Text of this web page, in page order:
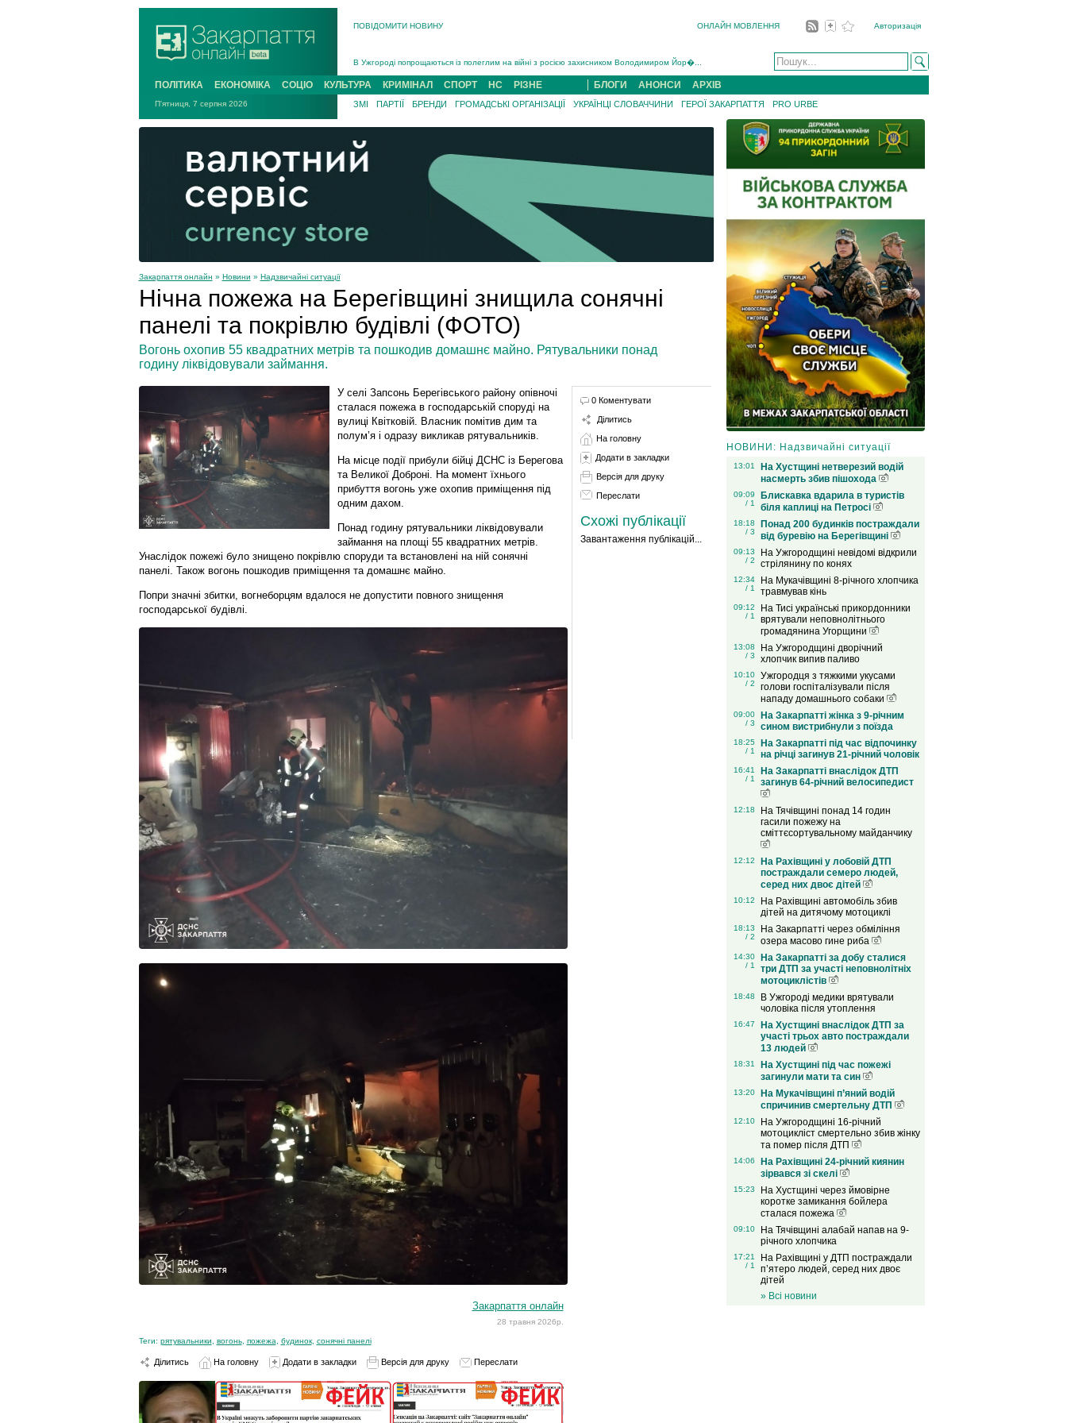
ПОВІДОМИТИ НОВИНУ ОНЛАЙН МОВЛЕННЯ Авторизація
В Ужгороді попрощаються із полеглим на війні з росією захисником Володимиром Йор�...
В Ужгороді 5 серпня попрощаються із захисником Богданом Югасом, який два роки �...
Підтвердили загибель захисника із Нанкова на Хустщині Юліана Гербея (ФОТО)[/gree...
На війні з рф поліг військовий з Виноградова Ігнат Роздяловський (ФОТО)...
На Хустщині внаслідок ДТП за участі трьох авто постраждали 13 людей (ФОТО)...
Інструктора районного ТЦК на Закарпатті судитимуть за обвинувачен...
ПОЛІТИКА ЕКОНОМІКА СОЦІО КУЛЬТУРА КРИМІНАЛ СПОРТ НС РІЗНЕ БЛОГИ АНОНСИ АРХІВ
П'ятниця, 7 серпня 2026 ЗМІ ПАРТІЇ БРЕНДИ ГРОМАДСЬКІ ОРГАНІЗАЦІЇ УКРАЇНЦІ СЛОВАЧЧИНИ ГЕРОЇ ЗАКАРПАТТЯ PRO URBE
Закарпаття онлайн » Новини » Надзвичайні ситуації
Нічна пожежа на Берегівщині знищила сонячні
панелі та покрівлю будівлі (ФОТО)
Вогонь охопив 55 квадратних метрів та пошкодив домашнє майно. Рятувальники понад
годину ліквідовували займання.
У селі Запсонь Берегівського району опівночі
сталася пожежа в господарській споруді на
вулиці Квітковій. Власник помітив дим та
полум’я і одразу викликав рятувальників.
На місце події прибули бійці ДСНС із Берегова
та Великої Доброні. На момент їхнього
прибуття вогонь уже охопив приміщення під
одним дахом.
Понад годину рятувальники ліквідовували
займання на площі 55 квадратних метрів.
Унаслідок пожежі було знищено покрівлю споруди та встановлені на ній сонячні
панелі. Також вогонь пошкодив приміщення та домашнє майно.
Попри значні збитки, вогнеборцям вдалося не допустити повного знищення
господарської будівлі.
Закарпаття онлайн
28 травня 2026р.
Теги: рятувальники вогонь, пожежа будинок, сонячні панелі
Ділитись На головну Додати в закладки Версія для друку Переслати
0 Коментувати
Ділитись
На головну
Додати в закладки
Версія для друку
Переслати
Схожі публікації
Завантаження публікацій...
НОВИНИ: Надзвичайні ситуації
13:01
На Хустщині нетверезий водій
насмерть збив пішохода
09:09
/ 1
Блискавка вдарила в туристів
біля каплиці на Петросі
18:18
/ 3
Понад 200 будинків постраждали
від буревію на Берегівщині
09:13
/ 2
На Ужгородщині невідомі відкрили
стрілянину по конях
12:34
/ 1
На Мукачівщині 8-річного хлопчика
травмував кінь
09:12
/ 1
На Тисі українські прикордонники
врятували неповнолітнього
громадянина Угорщини
13:08
/ 3
На Ужгородщині дворічний
хлопчик випив паливо
10:10
/ 2
Ужгородця з тяжкими укусами
голови госпіталізували після
нападу домашнього собаки
09:00
/ 3
На Закарпатті жінка з 9-річним
сином вистрибнули з поїзда
18:25
/ 1
На Закарпатті під час відпочинку
на річці загинув 21-річний чоловік
16:41
/ 1
На Закарпатті внаслідок ДТП
загинув 64-річний велосипедист
12:18
На Тячівщині понад 14 годин
гасили пожежу на
сміттєсортувальному майданчику
12:12
На Рахівщині у лобовій ДТП
постраждали семеро людей,
серед них двоє дітей
10:12
На Рахівщині автомобіль збив
дітей на дитячому мотоциклі
18:13
/ 2
На Закарпатті через обміління
озера масово гине риба
14:30
/ 1
На Закарпатті за добу сталися
три ДТП за участі неповнолітніх
мотоциклістів
18:48
В Ужгороді медики врятували
чоловіка після утоплення
16:47
На Хустщині внаслідок ДТП за
участі трьох авто постраждали
13 людей
18:31
На Хустщині під час пожежі
загинули мати та син
13:20
На Мукачівщині п’яний водій
спричинив смертельну ДТП
12:10
На Ужгородщині 16-річний
мотоцикліст смертельно збив жінку
та помер після ДТП
14:06
На Рахівщині 24-річний киянин
зірвався зі скелі
15:23
На Хустщині через ймовірне
коротке замикання бойлера
сталася пожежа
09:10
На Тячівщині алабай напав на 9-
річного хлопчика
17:21
/ 1
На Рахівщині у ДТП постраждали
п’ятеро людей, серед них двоє
дітей
» Всі новини